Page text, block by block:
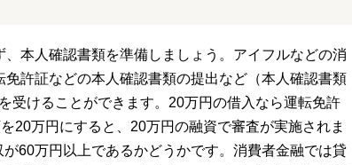
本人確認書類を準備しましょう。アイフルなどの消
許証などの本人確認書類の提出など（本人確認書類
受けることができます。20万円の借入なら運転免許
20万円にすると、20万円の融資で審査が実施されま
60万円以上であるかどうかです。消費者金融では貸